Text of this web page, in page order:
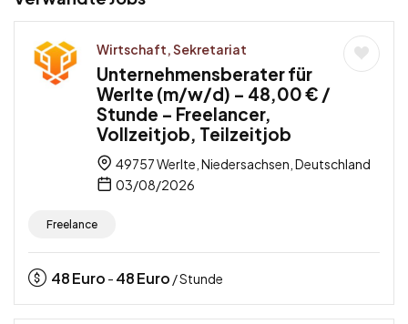
Wirtschaft, Sekretariat
Unternehmensberater für
Werlte (m/w/d) – 48,00 € /
Stunde – Freelancer,
Vollzeitjob, Teilzeitjob
49757 Werlte, Niedersachsen, Deutschland
03/08/2026
Freelance
48Euro - 48Euro / Stunde